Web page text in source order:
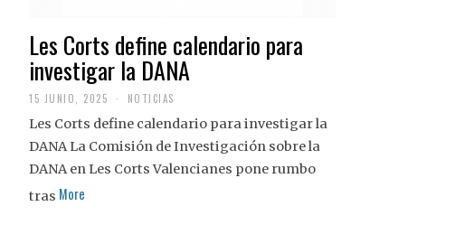
Les Corts define calendario para
investigar la DANA
15 JUNIO, 2025 NOTICIAS
Les Corts define calendario para investigar la
DANA La Comisión de Investigación sobre la
DANA en Les Corts Valencianes pone rumbo
tras More